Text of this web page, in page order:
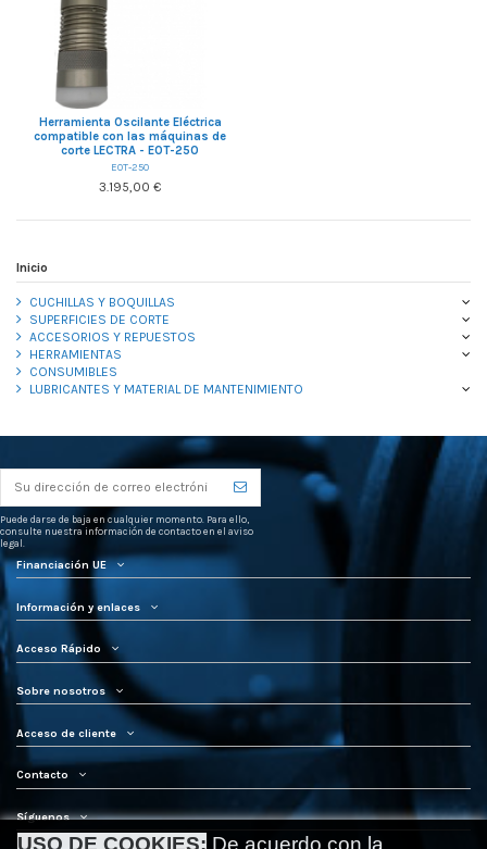
Herramienta Oscilante Eléctrica
compatible con las máquinas de
corte LECTRA - EOT-250
EOT-250
3.195,00 €
Inicio
CUCHILLAS Y BOQUILLAS
SUPERFICIES DE CORTE
ACCESORIOS Y REPUESTOS
HERRAMIENTAS
CONSUMIBLES
LUBRICANTES Y MATERIAL DE MANTENIMIENTO
Puede darse de baja en cualquier momento. Para ello,
consulte nuestra información de contacto en el aviso
legal.
Financiación UE
Información y enlaces
Acceso Rápido
Sobre nosotros
Acceso de cliente
Contacto
USO DE COOKIES: De acuerdo con la
Síguenos